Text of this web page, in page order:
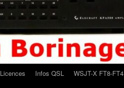
Licences Infos QSL
WSJT-X FT8-FT4